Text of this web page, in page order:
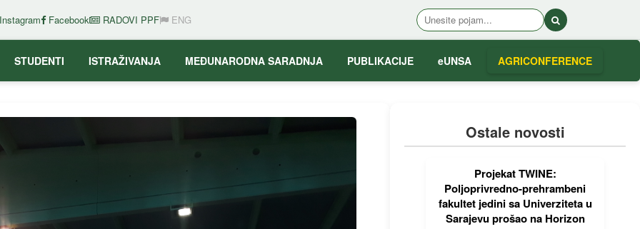
Facebook RADOVI PPF ENG
STUDENTI ISTRAŽIVANJA MEĐUNARODNA SARADNJA PUBLIKACIJE eUNSA AGRICONFERENCE
Ostale novosti
Projekat TWINE:
Poljoprivredno-prehrambeni
fakultet jedini sa Univerziteta u
Sarajevu prošao na Horizon